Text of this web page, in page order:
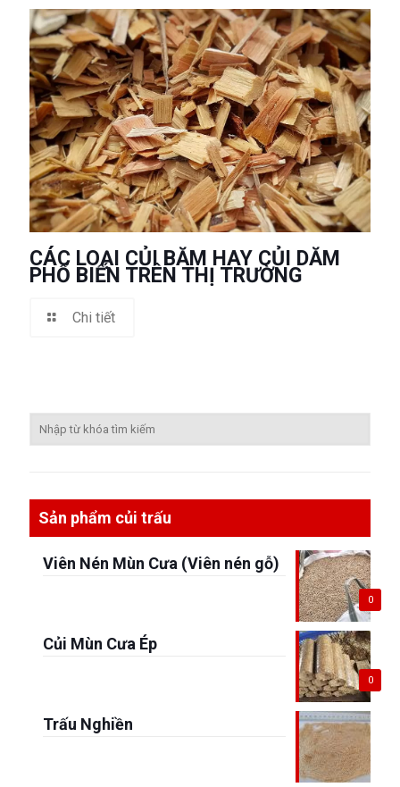
CÁC LOẠI CỦI BĂM HAY CỦI DĂM
PHỔ BIẾN TRÊN THỊ TRƯỜNG
Chi tiết
Sản phẩm củi trấu
0
Viên Nén Mùn Cưa (Viên nén gỗ)
0
Củi Mùn Cưa Ép
Trấu Nghiền